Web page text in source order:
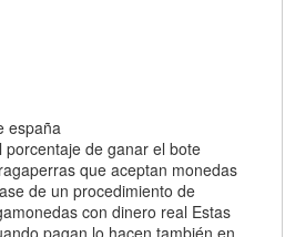
españa
de ganar el bote
que aceptan monedas
de un procedimiento de
con dinero real Estas